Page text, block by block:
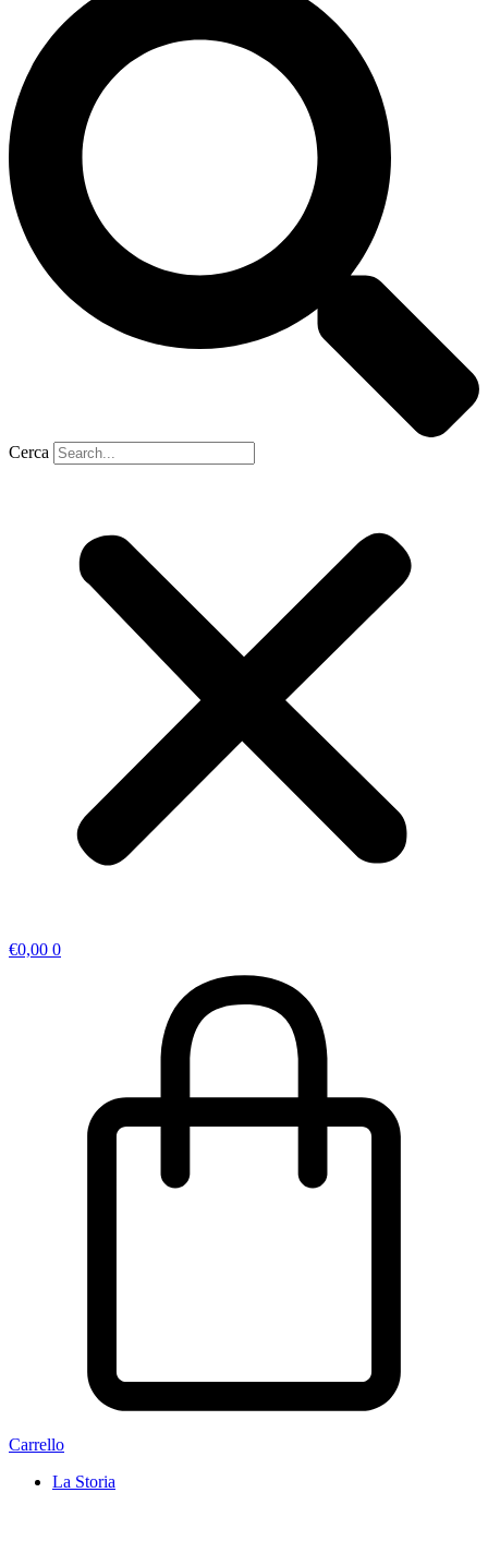
Cerca
€0,00 0
Carrello
La Storia